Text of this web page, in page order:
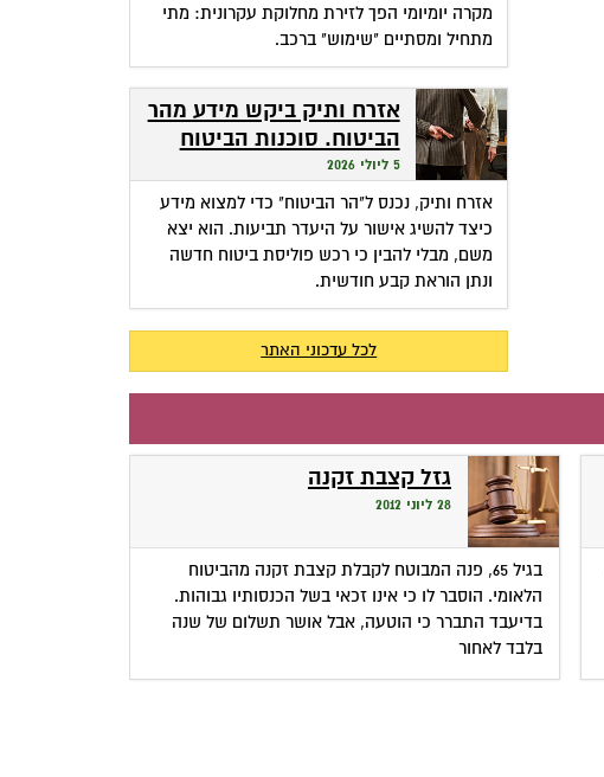
מקרה יומיומי הפך לזירת מחלוקת עקרונית: מתי
מתחיל ומסתיים "שימוש" ברכב.
אזרח ותיק ביקש מידע מהר
הביטוח. סוכנות הביטוח
גבתה מחשבונו פרמיות
5 ליולי 2026
אזרח ותיק, נכנס ל"הר הביטוח" כדי למצוא מידע
כיצד להשיג אישור על היעדר תביעות. הוא יצא
משם, מבלי להבין כי רכש פוליסת ביטוח חדשה
ונתן הוראת קבע חודשית.
לכל עדכוני האתר
גזל קצבת זקנה
28 ליוני 2012
בגיל 65, פנה המבוטח לקבלת קצבת זקנה מהביטוח
הלאומי. הוסבר לו כי אינו זכאי בשל הכנסותיו גבוהות.
בדיעבד התברר כי הוטעה, אבל אושר תשלום של שנה
בלבד לאחור